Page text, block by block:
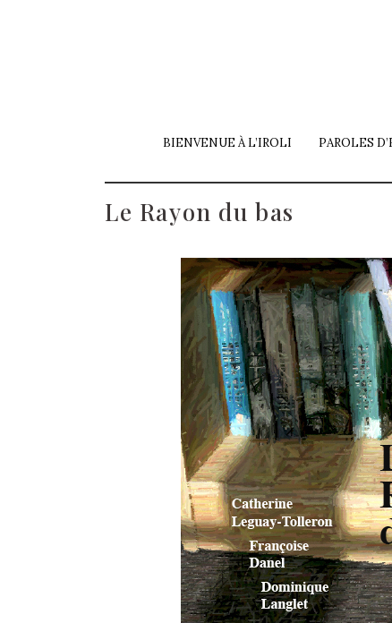
BIENVENUE À L’IROLI PAROLES
Le Rayon du bas